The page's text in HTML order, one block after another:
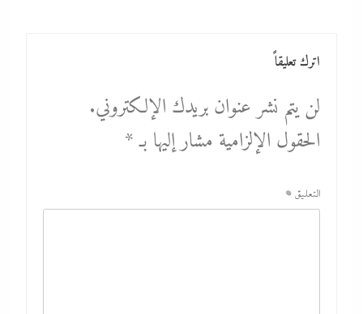
اترك تعليقاً
لن يتم نشر عنوان بريدك الإلكتروني.
الحقول الإلزامية مشار إليها بـ*
التعليق *